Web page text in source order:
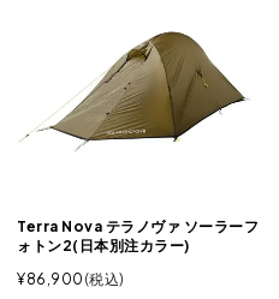
Terra Nova テラノヴァ ソーラーフ
ォトン2(日本別注カラー)
¥86,900 税込